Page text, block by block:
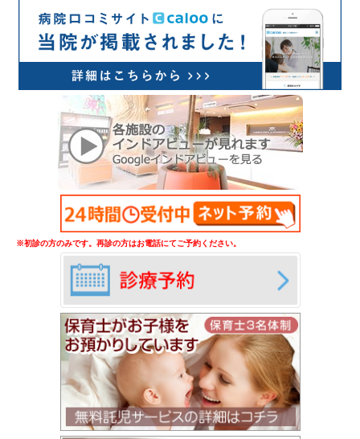
※初診の方のみです。再診の方はお電話にてご予約ください。